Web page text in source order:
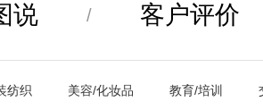
说 / 客户评价
纺织 美容/化妆品 教育/培训